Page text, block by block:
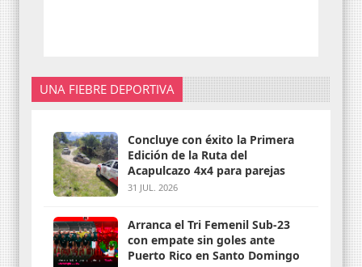
UNA FIEBRE DEPORTIVA
Concluye con éxito la Primera
Edición de la Ruta del
Acapulcazo 4x4 para parejas
31 JUL. 2026
Arranca el Tri Femenil Sub-23
con empate sin goles ante
Puerto Rico en Santo Domingo